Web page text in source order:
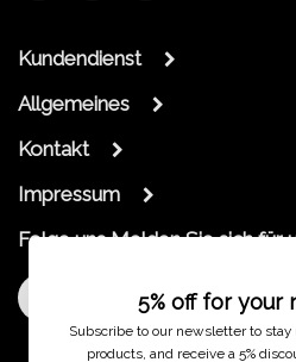
Kundendienst
Allgemeines
Kontakt
Impressum
Folge uns Melden Sie sich für
5% off for your
Subscribe to our newsletter to
products, and receive a 5%